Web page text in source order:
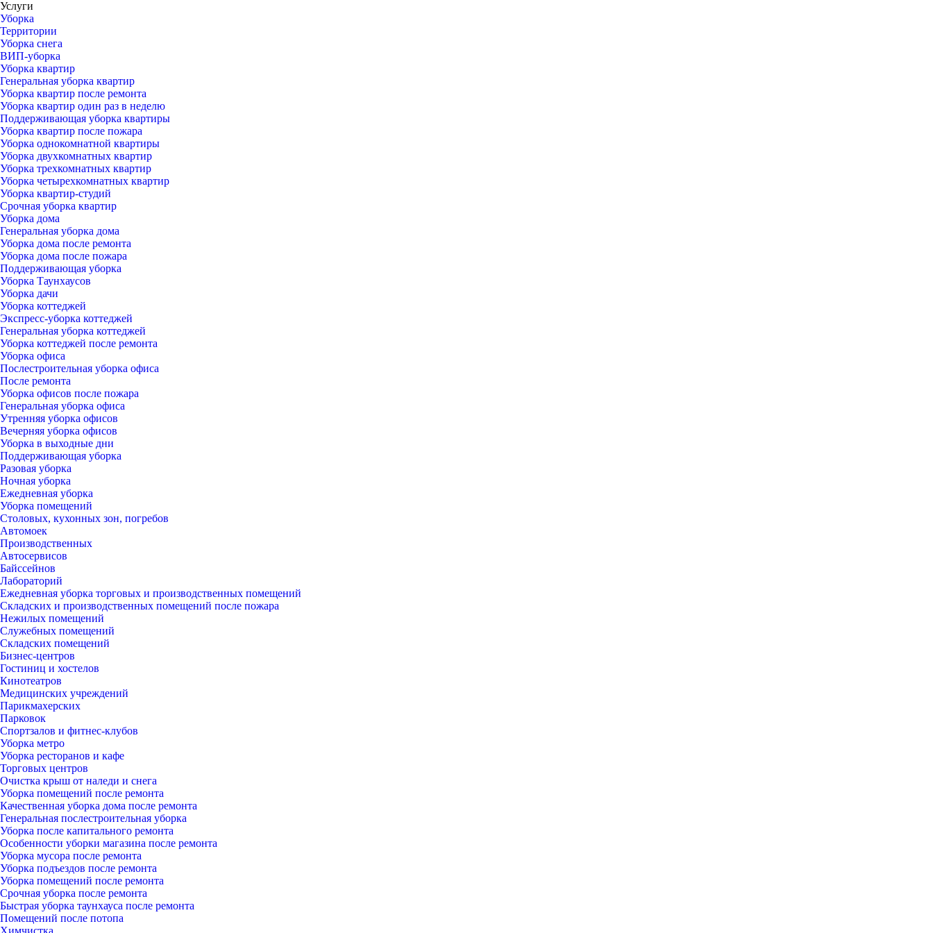
Услуги
Уборка
Территории
Уборка снега
ВИП-уборка
Уборка квартир
Генеральная уборка квартир
Уборка квартир после ремонта
Уборка квартир один раз в неделю
Поддерживающая уборка квартиры
Уборка квартир после пожара
Уборка однокомнатной квартиры
Уборка двухкомнатных квартир
Уборка трехкомнатных квартир
Уборка четырехкомнатных квартир
Уборка квартир-студий
Срочная уборка квартир
Уборка дома
Генеральная уборка дома
Уборка дома после ремонта
Уборка дома после пожара
Поддерживающая уборка
Уборка Таунхаусов
Уборка дачи
Уборка коттеджей
Экспресс-уборка коттеджей
Генеральная уборка коттеджей
Уборка коттеджей после ремонта
Уборка офиса
Послестроительная уборка офиса
После ремонта
Уборка офисов после пожара
Генеральная уборка офиса
Утренняя уборка офисов
Вечерняя уборка офисов
Уборка в выходные дни
Поддерживающая уборка
Разовая уборка
Ночная уборка
Ежедневная уборка
Уборка помещений
Столовых, кухонных зон, погребов
Автомоек
Производственных
Автосервисов
Байссейнов
Лабораторий
Ежедневная уборка торговых и производственных помещений
Складских и производственных помещений после пожара
Нежилых помещений
Служебных помещений
Складских помещений
Бизнес-центров
Гостиниц и хостелов
Кинотеатров
Медицинских учреждений
Парикмахерских
Парковок
Спортзалов и фитнес-клубов
Уборка метро
Уборка ресторанов и кафе
Торговых центров
Очистка крыш от наледи и снега
Уборка помещений после ремонта
Качественная уборка дома после ремонта
Генеральная послестроительная уборка
Уборка после капитального ремонта
Особенности уборки магазина после ремонта
Уборка мусора после ремонта
Уборка подъездов после ремонта
Уборка помещений после ремонта
Срочная уборка после ремонта
Быстрая уборка таунхауса после ремонта
Помещений после потопа
Химчистка